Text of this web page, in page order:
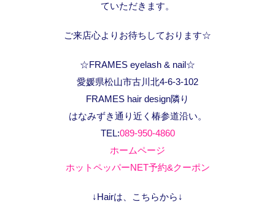
ていただきます。
ご来店心よりお待ちしております☆
☆FRAMES eyelash & nail☆
愛媛県松山市古川北4-6-3-102
FRAMES hair design隣り
はなみずき通り近く椿参道沿い。
TEL:089-950-4860
ホームページ
ホットペッパーNET予約&クーポン
↓Hairは、こちらから↓